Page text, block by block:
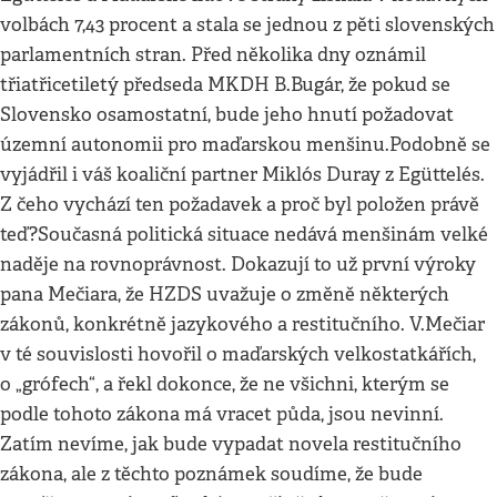
volbách 7,43 procent a stala se jednou z pěti slovenských
parlamentních stran. Před několika dny oznámil
třiatřicetiletý předseda MKDH B.Bugár, že pokud se
Slovensko osamostatní, bude jeho hnutí požadovat
územní autonomii pro maďarskou menšinu.Podobně se
vyjádřil i váš koaliční partner Miklós Duray z Egüttelés.
Z čeho vychází ten požadavek a proč byl položen právě
teď?Současná politická situace nedává menšinám velké
naděje na rovnoprávnost. Dokazují to už první výroky
pana Mečiara, že HZDS uvažuje o změně některých
zákonů, konkrétně jazykového a restitučního. V.Mečiar
v té souvislosti hovořil o maďarských velkostatkářích,
o „grófech“, a řekl dokonce, že ne všichni, kterým se
podle tohoto zákona má vracet půda, jsou nevinní.
Zatím nevíme, jak bude vypadat novela restitučního
zákona, ale z těchto poznámek soudíme, že bude